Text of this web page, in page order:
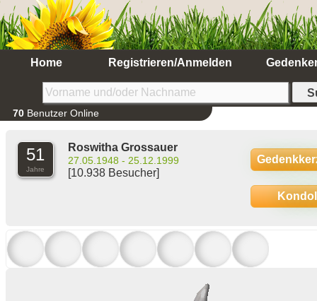
Home Registrieren/Anmelden
70 Benutzer Online
51
Jahre
Roswitha Grossauer
27.05.1948 - 25.12.1999
[10.938 Besucher]